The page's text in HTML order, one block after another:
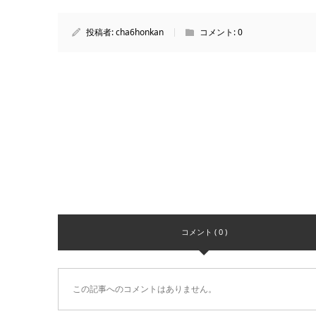
投稿者:cha6honkan コメント:0
コメント ( 0 )
この記事へのコメントはありません。